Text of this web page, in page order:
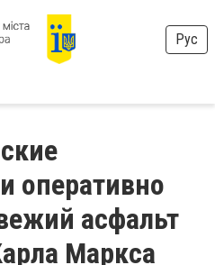
Рус
оперативно
асфальт
Маркса